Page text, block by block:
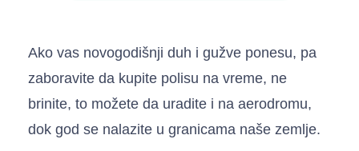
Ako vas novogodišnji duh i gužve ponesu, pa
zaboravite da kupite polisu na vreme, ne
brinite, to možete da uradite i na aerodromu,
dok god se nalazite u granicama naše zemlje.